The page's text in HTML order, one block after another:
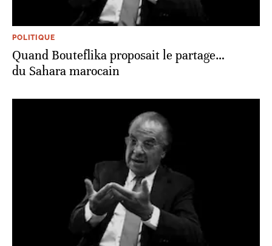
POLITIQUE
Quand Bouteflika proposait le partage…
du Sahara marocain